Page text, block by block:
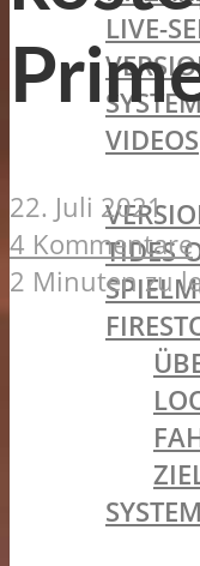
LIVE-
VIDEOS
TIDES
22. Juli 2021
4 Kommentare
2 Minuten zu